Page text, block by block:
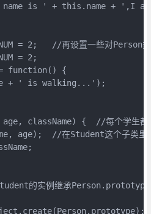
is ' + this.name + ',I
= 2;   //再设置一些对Person类
= 2;
= function() {
+ ' is walking...');
className) {  //每个学生都
age);  //在Student这个子类里
的实例继承Person.prototype
//